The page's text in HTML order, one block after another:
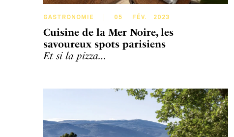
GASTRONOMIE 05 FÉV. 2023
Cuisine de la Mer Noire, les
savoureux spots parisiens
Et si la pizza…